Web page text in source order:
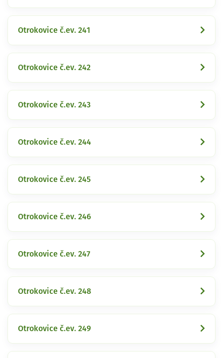
Otrokovice č.ev. 241
Otrokovice č.ev. 242
Otrokovice č.ev. 243
Otrokovice č.ev. 244
Otrokovice č.ev. 245
Otrokovice č.ev. 246
Otrokovice č.ev. 247
Otrokovice č.ev. 248
Otrokovice č.ev. 249